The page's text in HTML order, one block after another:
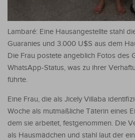
Lambaré: Eine Hausangestellte stahl
Guaranies und 3.000 U$S aus dem
Die Frau postete angeblich Fotos des
WhatsApp-Status, was zu ihrer
führte.
Eine Frau, die als Jicely Villaba
Woche als mutmaßliche Täterin eines
dem sie arbeitet, festgenommen. Die
als Hausmädchen und stahl laut der